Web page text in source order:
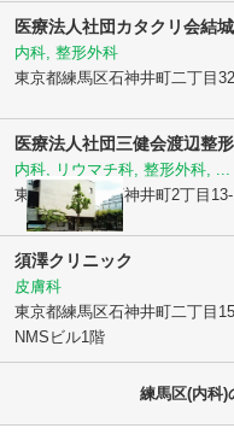
医療法人社団カタクリ会結
内科, 整形外科
東京都練馬区石神井町二丁目
医療法人社団三健会渡辺整
内科, リウマチ科, 整形外科, ...
東京都練馬区石神井町2丁目
須澤クリニック
皮膚科
東京都練馬区石神井町二丁目
NMSビル1階
練馬区(内科)